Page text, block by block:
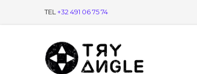
TEL +32 491 06 75 74